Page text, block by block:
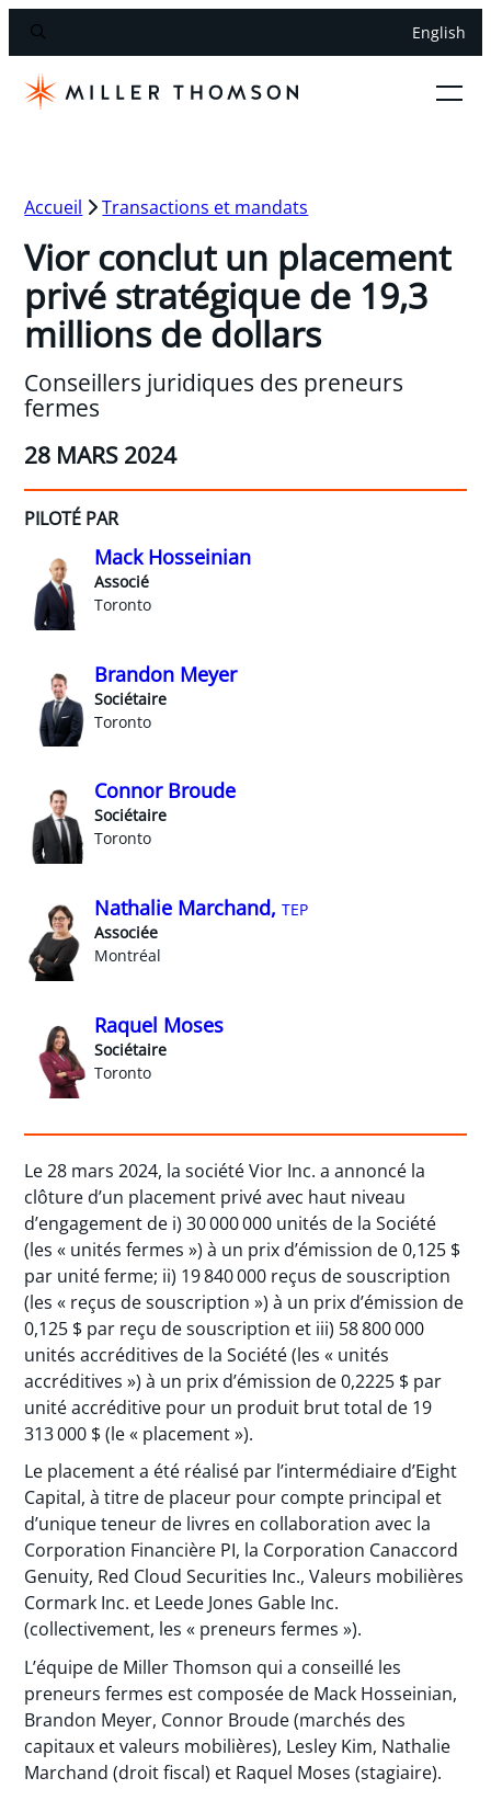
English
Accueil Transactions et mandats
Vior conclut un placement
privé stratégique de 19,3
millions de dollars
Conseillers juridiques des preneurs
fermes
28 MARS 2024
PILOTÉ PAR
Mack Hosseinian
Associé
Toronto
Brandon Meyer
Sociétaire
Toronto
Connor Broude
Sociétaire
Toronto
Nathalie Marchand,TEP
Associée
Montréal
Raquel Moses
Sociétaire
Toronto
Le 28 mars 2024, la société Vior Inc. a annoncé la
clôture d’un placement privé avec haut niveau
d’engagement de i) 30 000 000 unités de la Société
(les « unités fermes ») à un prix d’émission de 0,125 $
par unité ferme; ii) 19 840 000 reçus de souscription
(les « reçus de souscription ») à un prix d’émission de
0,125 $ par reçu de souscription et iii) 58 800 000
unités accréditives de la Société (les « unités
accréditives ») à un prix d’émission de 0,2225 $ par
unité accréditive pour un produit brut total de 19
313 000 $ (le « placement »).
Le placement a été réalisé par l’intermédiaire d’Eight
Capital, à titre de placeur pour compte principal et
d’unique teneur de livres en collaboration avec la
Corporation Financière PI, la Corporation Canaccord
Genuity, Red Cloud Securities Inc., Valeurs mobilières
Cormark Inc. et Leede Jones Gable Inc.
(collectivement, les « preneurs fermes »).
L’équipe de Miller Thomson qui a conseillé les
preneurs fermes est composée de Mack Hosseinian,
Brandon Meyer, Connor Broude (marchés des
capitaux et valeurs mobilières), Lesley Kim, Nathalie
Marchand (droit fiscal) et Raquel Moses (stagiaire).